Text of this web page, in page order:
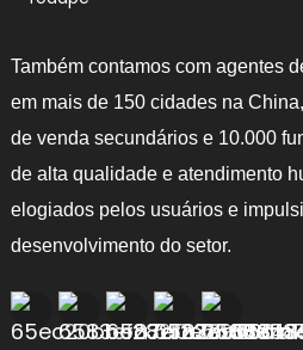
Também contamos com agentes
em mais de 150 cidades na
de venda secundários e 10.000
de alta qualidade e atendimento
elogiados pelos usuários e
desenvolvimento do setor.